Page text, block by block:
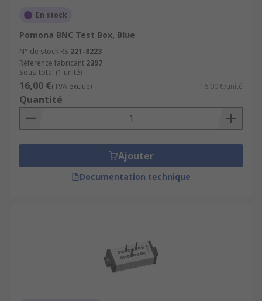
En stock
Pomona BNC Test Box, Blue
N° de stock RS 221-8223
Référence fabricant 2397
Sous-total (1 unité)
16,00 €(TVA exclue) 16,00 €/unité
Quantité
Ajouter
Documentation technique